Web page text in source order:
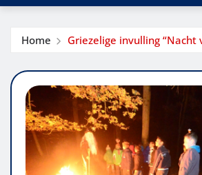
Home Griezelige invulling “Nacht